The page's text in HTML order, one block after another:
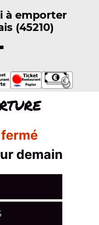
à emporter
(45210)
demain